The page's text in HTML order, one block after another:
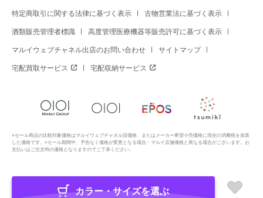
特定商取引に関する法律に基づく表示 古物営業法に基づく表示
酒類販売管理者標識 高度管理医療機器等販売許可に基づく表示
マルイウェブチャネル出店のお問い合わせ サイトマップ
宅配買取サービス 宅配収納サービス
※セール商品の比較対象価格はマルイウェブチャネル旧価格、またはメーカー希望小売価格に現在の消費税を加算
した価格です。※セール期間中、予告なく価格が変更となる場合・マルイ店舗価格と異なる場合がございます。お
支払いはご注文時の価格となりますのでご了承ください。
Copyright All Rights Reserved. MARUI Co., Ltd
カラー・サイズを選ぶ